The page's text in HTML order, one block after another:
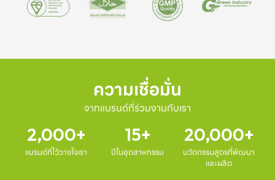
ความเชื่อมั่น
จากแบรนด์ที่ร่วมงานกับเรา
2,000
แบรนด์ที่ไว้วางใจเรา
15
ปีในอุตสาหกรรม
20,000
นวัตกรรมสูตรที่พัฒนา
และผลิต